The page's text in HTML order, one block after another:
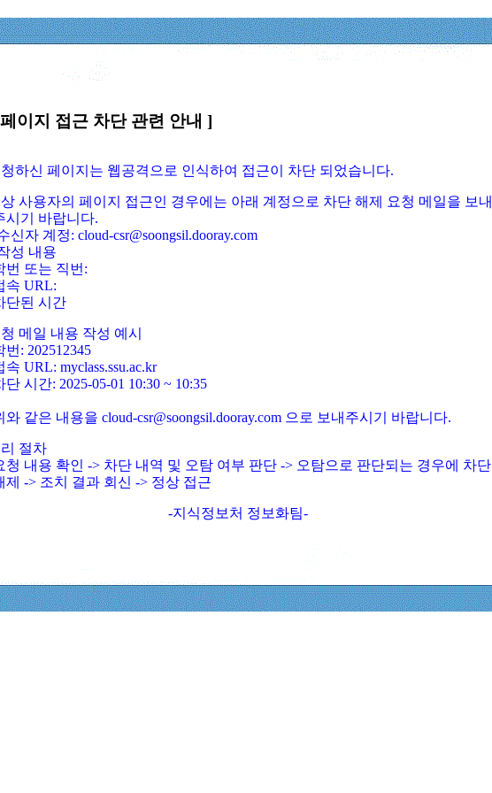
이지 접근 차단 관련 안내 ]
하신 페이지는 웹공격으로 인식하여 접근이 차단 되었습니다.
사용자의 페이지 접근인 경우에는 아래 계정으로 차단 해제 요청 메일을 보내
시기 바랍니다.
신자 계정: cloud-csr@soongsil.dooray.com
성 내용
번 또는 직번:
속 URL:
단된 시간
메일 내용 작성 예시
번: 202512345
속 URL: myclass.ssu.ac.kr
단 시간: 2025-05-01 10:30 ~ 10:35
와 같은 내용을 cloud-csr@soongsil.dooray.com 으로 보내주시기 바랍니다.
절차
청 내용 확인 -> 차단 내역 및 오탐 여부 판단 -> 오탐으로 판단되는 경우에 차단
제 -> 조치 결과 회신 -> 정상 접근
-지식정보처 정보화팀-